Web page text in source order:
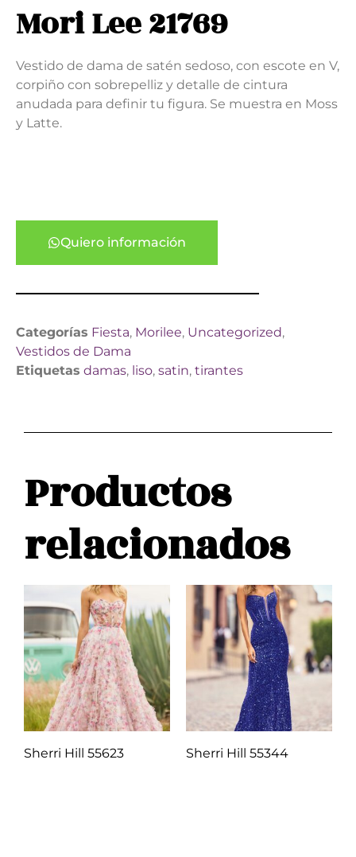
Mori Lee 21769
Vestido de dama de satén sedoso, con escote en V,
corpiño con sobrepelliz y detalle de cintura
anudada para definir tu figura. Se muestra en Moss
y Latte.
Quiero información
Categorías Fiesta, Morilee, Uncategorized,
Vestidos de Dama
Etiquetas damas, liso, satin, tirantes
Productos
relacionados
Sherri Hill 55623 Sherri Hill 55344